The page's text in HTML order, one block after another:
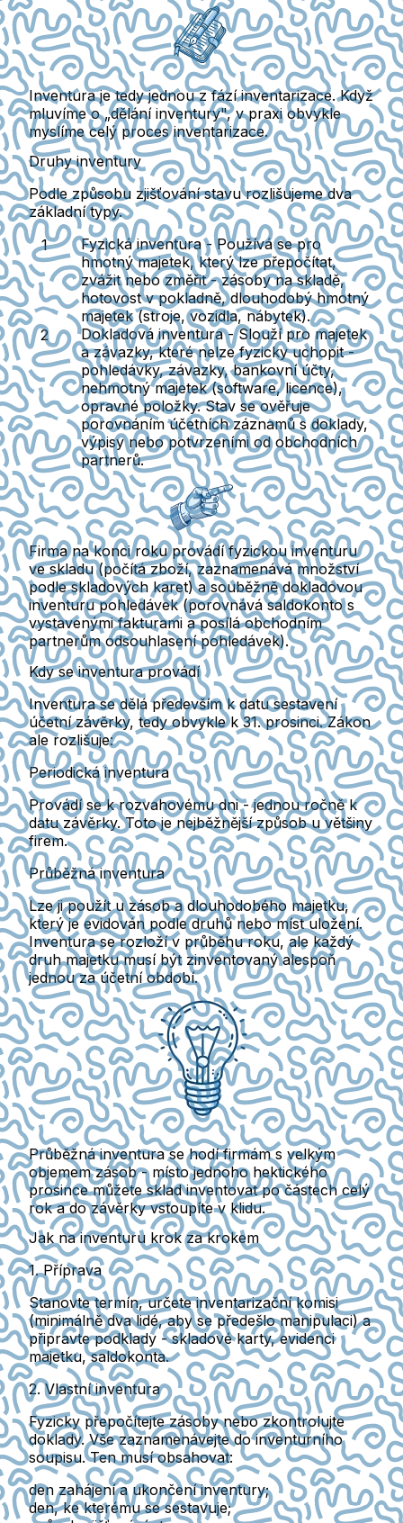
Inventura je tedy jednou z fází inventarizace.Když
mluvíme o „dělání inventury", v praxi obvykle
myslíme celý proces inventarizace.
Druhy inventury
Podle způsobu zjišťování stavu rozlišujeme dva
základní typy.
Fyzická inventura -Používá se pro
hmotný majetek, který lze přepočítat,
zvážit nebo změřit - zásoby na skladě,
hotovost v pokladně, dlouhodobý hmotný
majetek (stroje, vozidla, nábytek).
Dokladová inventura -Slouží pro majetek
a závazky, které nelze fyzicky uchopit -
pohledávky, závazky, bankovní účty,
nehmotný majetek (software, licence),
opravné položky. Stav se ověřuje
porovnáním účetních záznamů s doklady,
výpisy nebo potvrzeními od obchodních
partnerů.
Firma na konci roku provádí fyzickou inventuru
ve skladu (počítá zboží, zaznamenává množství
podle skladových karet) a souběžně dokladovou
inventuru pohledávek (porovnává saldokonto s
vystavenými fakturami a posílá obchodním
partnerům odsouhlasení pohledávek).
Kdy se inventura provádí
Inventura se dělá především k datu sestavení
účetní závěrky, tedy obvykle k 31. prosinci. Zákon
ale rozlišuje:
Periodická inventura
Provádí se k rozvahovému dni- jednou ročně k
datu závěrky. Toto je nejběžnější způsob u většiny
firem.
Průběžná inventura
Lze ji použít u zásob a dlouhodobého majetku,
který je evidován podle druhů nebo míst uložení.
Inventura se rozloží v průběhu roku, ale každý
druh majetku musí být zinventovaný alespoň
jednou za účetní období.
Průběžná inventura se hodí firmám s velkým
objemem zásob- místo jednoho hektického
prosince můžete sklad inventovat po částech celý
rok a do závěrky vstoupíte v klidu.
Jak na inventuru krok za krokem
1. Příprava
Stanovte termín, určete inventarizační komisi
(minimálně dva lidé, aby se předešlo manipulaci) a
připravte podklady - skladové karty, evidenci
majetku, saldokonta.
2. Vlastní inventura
Fyzicky přepočítejte zásoby nebo zkontrolujte
doklady. Vše zaznamenávejte do inventurního
soupisu.Ten musí obsahovat:
den zahájení a ukončení inventury;
den, ke kterému se sestavuje;